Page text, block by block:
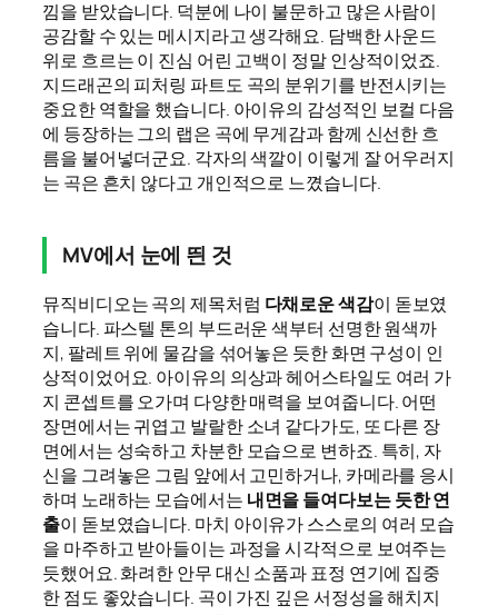
낌을 받았습니다. 덕분에 나이 불문하고 많은 사람이
공감할 수 있는 메시지라고 생각해요. 담백한 사운드
위로 흐르는 이 진심 어린 고백이 정말 인상적이었죠.
지드래곤의 피처링 파트도 곡의 분위기를 반전시키는
중요한 역할을 했습니다. 아이유의 감성적인 보컬 다음
에 등장하는 그의 랩은 곡에 무게감과 함께 신선한 흐
름을 불어넣더군요. 각자의 색깔이 이렇게 잘 어우러지
는 곡은 흔치 않다고 개인적으로 느꼈습니다.
MV에서 눈에 띈 것
뮤직비디오는 곡의 제목처럼 다채로운 색감이 돋보였
습니다. 파스텔 톤의 부드러운 색부터 선명한 원색까
지, 팔레트 위에 물감을 섞어놓은 듯한 화면 구성이 인
상적이었어요. 아이유의 의상과 헤어스타일도 여러 가
지 콘셉트를 오가며 다양한 매력을 보여줍니다. 어떤
장면에서는 귀엽고 발랄한 소녀 같다가도, 또 다른 장
면에서는 성숙하고 차분한 모습으로 변하죠. 특히, 자
신을 그려놓은 그림 앞에서 고민하거나, 카메라를 응시
하며 노래하는 모습에서는 내면을 들여다보는 듯한 연
출이 돋보였습니다. 마치 아이유가 스스로의 여러 모습
을 마주하고 받아들이는 과정을 시각적으로 보여주는
듯했어요. 화려한 안무 대신 소품과 표정 연기에 집중
한 점도 좋았습니다. 곡이 가진 깊은 서정성을 해치지